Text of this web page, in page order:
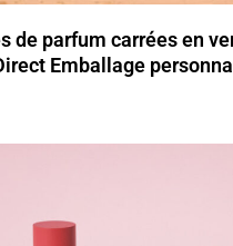
de parfum carrées en
Emballage